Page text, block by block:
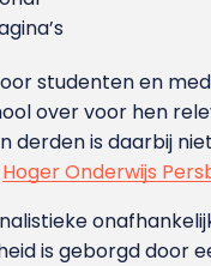
studenten en
over voor hen
is daarbij
Hoger Onderwijs
is geborgd door